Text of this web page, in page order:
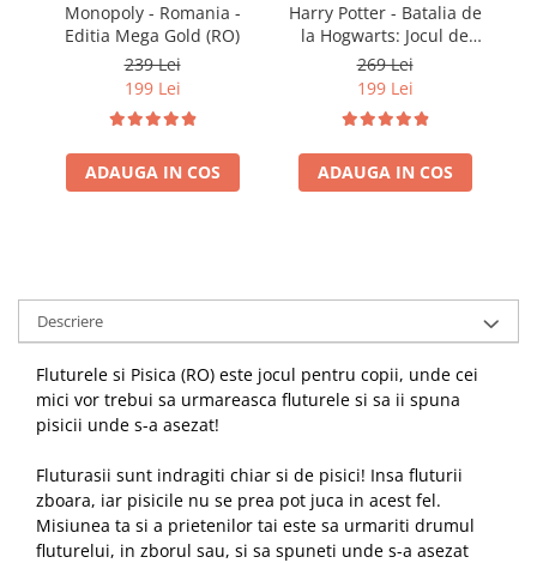
Monopoly - Romania -
Editia Mega Gold (RO)
239 Lei
199 Lei
ADAUGA IN COS
Harry Potter - Batalia de
la Hogwarts: Jocul de
baza (RO)
269 Lei
199 Lei
ADAUGA IN COS
Descriere
Fluturele si Pisica (RO) este jocul pentru copii, unde cei
mici vor trebui sa urmareasca fluturele si sa ii spuna
pisicii unde s-a asezat!
Fluturasii sunt indragiti chiar si de pisici! Insa fluturii
zboara, iar pisicile nu se prea pot juca in acest fel.
Misiunea ta si a prietenilor tai este sa urmariti drumul
fluturelui, in zborul sau, si sa spuneti unde s-a asezat